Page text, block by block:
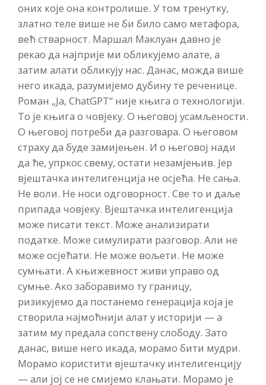
оних које она контролише. У том тренутку,
златно теле више не би било само метафора,
већ стварност. Маршал Маклуан давно је
рекао да најприје ми обликујемо алате, а
затим алати обликују нас. Данас, можда више
него икада, разумијемо дубину те реченице.
Роман „Ја, ChatGPT“ није књига о технологији.
То је књига о човјеку. О његовој усамљености.
О његовој потреби да разговара. О његовом
страху да буде замијењен. И о његовој нади
да ће, упркос свему, остати незамјењив. Јер
вјештачка интелигенција не осјећа. Не сања.
Не воли. Не носи одговорност. Све то и даље
припада човјеку. Вјештачка интелигенција
може писати текст. Може анализирати
податке. Може симулирати разговор. Али не
може осјећати. Не може вољети. Не може
сумњати. А књижевност живи управо од
сумње. Ако заборавимо ту границу,
ризикујемо да постанемо генерација која је
створила најмоћнији алат у историји — а
затим му предала сопствену слободу. Зато
данас, више него икада, морамо бити мудри.
Морамо користити вјештачку интелигенцију
— али јој се не смијемо клањати. Морамо је